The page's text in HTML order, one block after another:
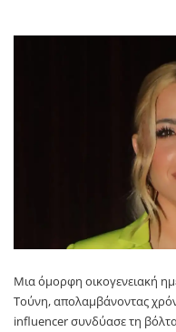
Μια όμορφη οικογενειακή
Τούνη, απολαμβάνοντας
influencer συνδύασε τη